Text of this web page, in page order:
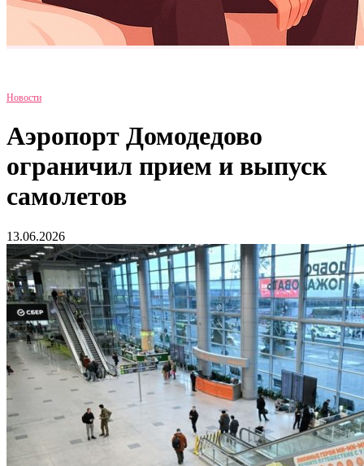
Новости
Аэропорт Домодедово
ограничил прием и выпуск
самолетов
13.06.2026